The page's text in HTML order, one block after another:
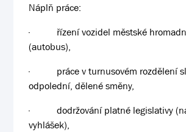
Náplň práce:
·
řízení vozidel městské
(autobus),
·
práce v turnusovém rozdělení
odpolední, dělené směny,
·
dodržování platné legislativy
vyhlášek),